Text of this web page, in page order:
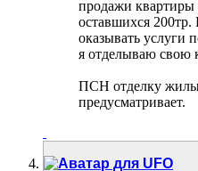
продажи
оставшихся
оказывать услуги
я отделываю свою
ПСН отделку
предусматривает.